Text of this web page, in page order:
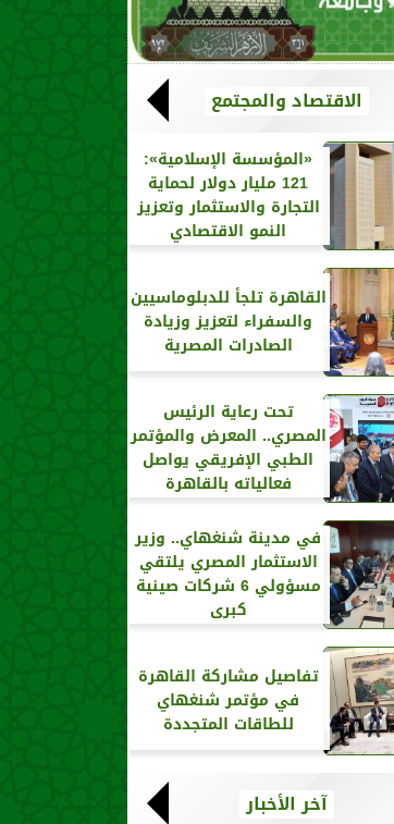
الاقتصاد والمجتمع
«المؤسسة الإسلامية»:
121 مليار دولار لحماية
التجارة والاستثمار وتعزيز
النمو الاقتصادي
القاهرة تلجأ للدبلوماسيين
والسفراء لتعزيز وزيادة
الصادرات المصرية
تحت رعاية الرئيس
المصري.. المعرض والمؤتمر
الطبي الإفريقي يواصل
فعالياته بالقاهرة
في مدينة شنغهاي.. وزير
الاستثمار المصري يلتقي
مسؤولي 6 شركات صينية
كبرى
تفاصيل مشاركة القاهرة
في مؤتمر شنغهاي
للطاقات المتجددة
آخر الأخبار